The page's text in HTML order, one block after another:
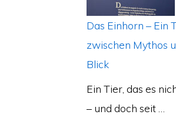
Das Einhorn – Ein
zwischen Mythos
Blick
Ein Tier, das es
– und doch seit …